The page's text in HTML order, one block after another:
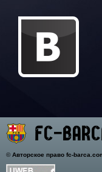
©Авторское право fc-